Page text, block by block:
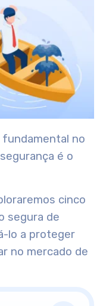
fundamental no
é o
cinco
segura de
lo a proteger
no mercado de